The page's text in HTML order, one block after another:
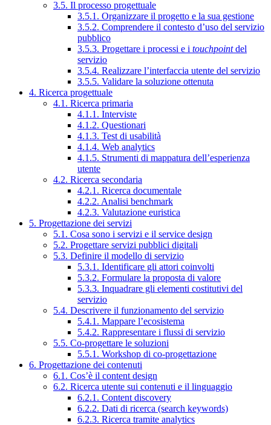
3.5. Il processo progettuale
3.5.1. Organizzare il progetto e la sua gestione
3.5.2. Comprendere il contesto d’uso del servizio
pubblico
3.5.3. Progettare i processi e i touchpointdel
servizio
3.5.4. Realizzare l’interfaccia utente del servizio
3.5.5. Validare la soluzione ottenuta
4. Ricerca progettuale
4.1. Ricerca primaria
4.1.1. Interviste
4.1.2. Questionari
4.1.3. Test di usabilità
4.1.4. Web analytics
4.1.5. Strumenti di mappatura dell’esperienza
utente
4.2. Ricerca secondaria
4.2.1. Ricerca documentale
4.2.2. Analisi benchmark
4.2.3. Valutazione euristica
5. Progettazione dei servizi
5.1. Cosa sono i servizi e il service design
5.2. Progettare servizi pubblici digitali
5.3. Definire il modello di servizio
5.3.1. Identificare gli attori coinvolti
5.3.2. Formulare la proposta di valore
5.3.3. Inquadrare gli elementi costitutivi del
servizio
5.4. Descrivere il funzionamento del servizio
5.4.1. Mappare l’ecosistema
5.4.2. Rappresentare i flussi di servizio
5.5. Co-progettare le soluzioni
5.5.1. Workshop di co-progettazione
6. Progettazione dei contenuti
6.1. Cos’è il content design
6.2. Ricerca utente sui contenuti e il linguaggio
6.2.1. Content discovery
6.2.2. Dati di ricerca (search keywords)
6.2.3. Ricerca tramite analytics